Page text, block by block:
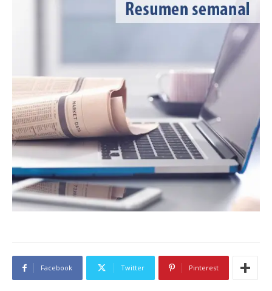
Facebook Twitter Pinterest